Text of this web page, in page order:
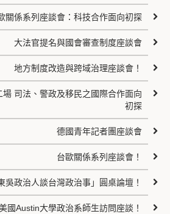
關係系列座談會：科技合作面向初探
大法官提名與國會審查制度座談會
地方制度改造與跨域治理座談會！
司法、警政及移民之國際合作面向
初探
德國青年記者團座談會
台歐關係系列座談會！
吳政治人談台灣政治事」圓桌論壇！
國Austin大學政治系師生訪問座談！